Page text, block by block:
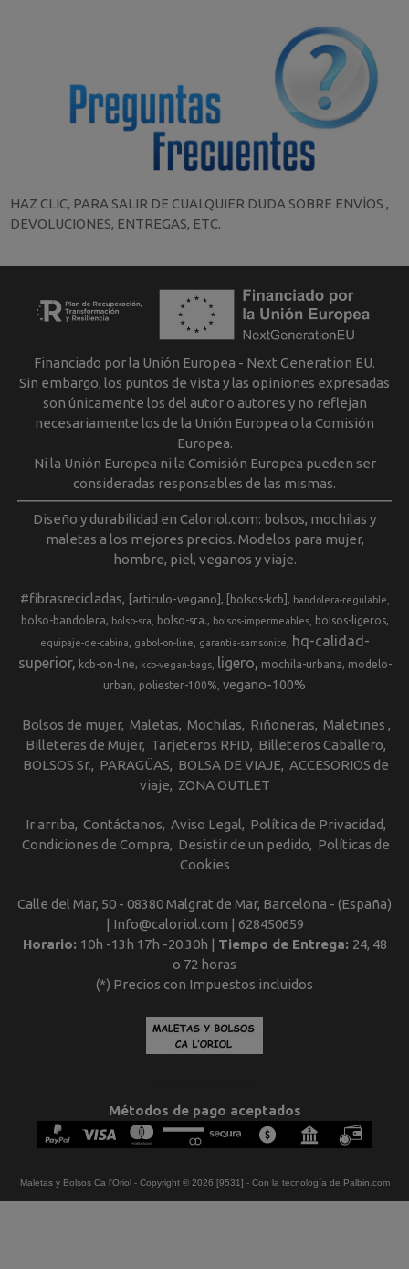
HAZ CLIC, PARA SALIR DE CUALQUIER DUDA SOBRE ENVÍOS ,
DEVOLUCIONES, ENTREGAS, ETC.
Financiado por la Unión Europea - Next Generation EU.
Sin embargo, los puntos de vista y las opiniones expresadas
son únicamente los del autor o autores y no reflejan
necesariamente los de la Unión Europea o la Comisión
Europea.
Ni la Unión Europea ni la Comisión Europea pueden ser
consideradas responsables de las mismas.
Diseño y durabilidad en Caloriol.com: bolsos, mochilas y
maletas a los mejores precios. Modelos para mujer,
hombre, piel, veganos y viaje.
#fibrasrecicladas [articulo-vegano] [bolsos-kcb] bandolera-regulable
bolso-bandolera bolso-sra bolso-sra. bolsos-impermeables bolsos-ligeros
equipaje-de-cabina gabol-on-line garantia-samsonite
hq-calidad-
superior
kcb-on-line kcb-vegan-bags ligero mochila-urbana
modelo-
urban
poliester-100% vegano-100%
Bolsos de mujer Maletas Mochilas Riñoneras Maletines
Billeteras de Mujer Tarjeteros RFID
Billeteros Caballero
BOLSOS Sr.
PARAGÜAS BOLSA DE VIAJE ACCESORIOS de
viaje
ZONA OUTLET
Ir arriba Contáctanos Aviso Legal
Política de Privacidad
Condiciones de Compra
Desistir de un pedido
Políticas de
Cookies
Calle del Mar, 50 - 08380 Malgrat de Mar, Barcelona - (España)
| Info@caloriol.com | 628450659
Horario: 10h -13h 17h -20.30h | Tiempo de Entrega: 24, 48
o 72 horas
(*) Precios con Impuestos incluidos
Métodos de pago aceptados
Maletas y Bolsos Ca l'Oriol- Copyright © 2026 [9531] - Con la tecnología de Palbin.com